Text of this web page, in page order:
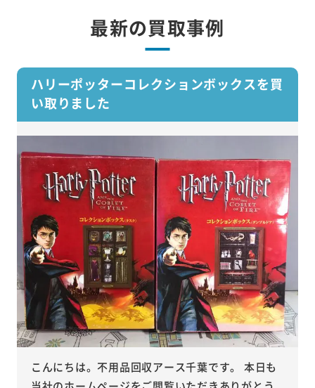
最新の買取事例
ハリーポッターコレクションボックスを買
い取りました
こんにちは。不用品回収アース千葉です。 本日も